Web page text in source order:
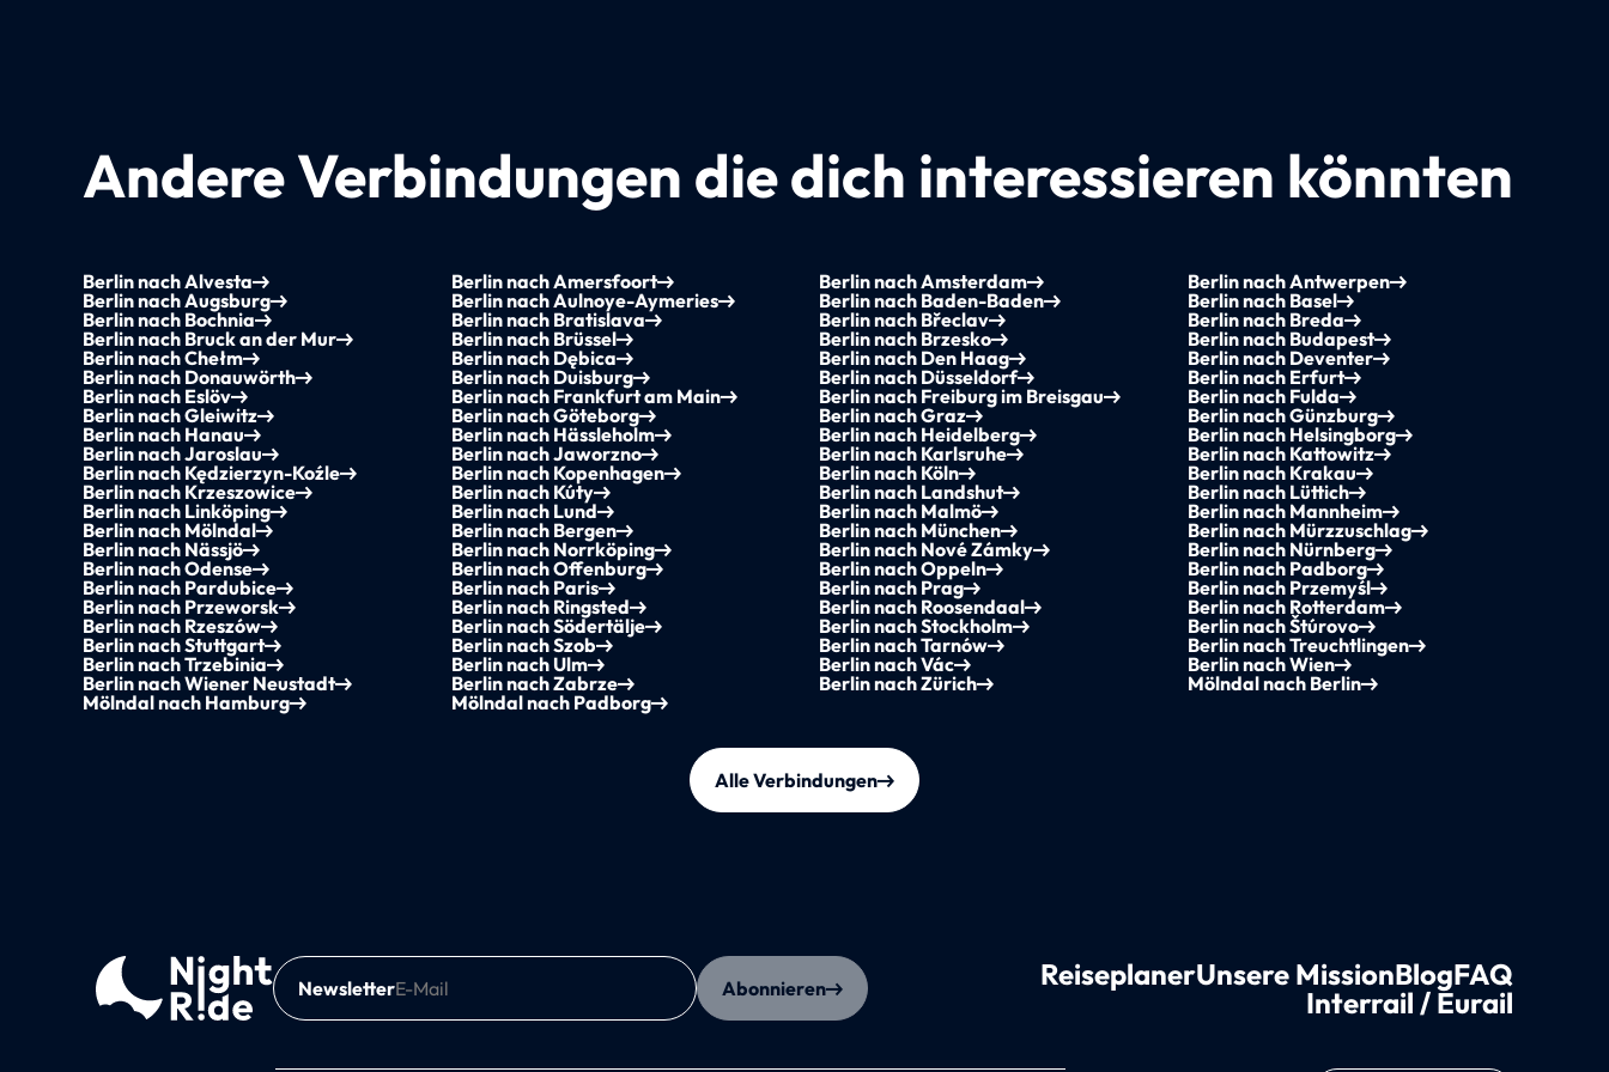
Andere Verbindungen die dich interessieren könnten
Berlin nach Alvesta Berlin nach Amersfoort Berlin nach Amsterdam
Berlin nach Antwerpen
Berlin nach Augsburg
Berlin nach Aulnoye-Aymeries Berlin nach Baden-Baden
Berlin nach Basel
Berlin nach Bochnia
Berlin nach Bratislava Berlin nach Břeclav
Berlin nach Breda
Berlin nach Bruck an der Mur
Berlin nach Brüssel Berlin nach Brzesko
Berlin nach Budapest
Berlin nach Chełm
Berlin nach Dębica Berlin nach Den Haag
Berlin nach Deventer
Berlin nach Donauwörth
Berlin nach Duisburg Berlin nach Düsseldorf
Berlin nach Erfurt
Berlin nach Eslöv
Berlin nach Frankfurt am Main Berlin nach Freiburg im Breisgau
Berlin nach Fulda
Berlin nach Gleiwitz
Berlin nach Göteborg Berlin nach Graz
Berlin nach Günzburg
Berlin nach Hanau
Berlin nach Hässleholm Berlin nach Heidelberg
Berlin nach Helsingborg
Berlin nach Jaroslau
Berlin nach Jaworzno Berlin nach Karlsruhe
Berlin nach Kattowitz
Berlin nach Kędzierzyn-Koźle
Berlin nach Kopenhagen Berlin nach Köln
Berlin nach Krakau
Berlin nach Krzeszowice
Berlin nach Kúty Berlin nach Landshut
Berlin nach Lüttich
Berlin nach Linköping
Berlin nach Lund Berlin nach Malmö
Berlin nach Mannheim
Berlin nach Mölndal
Berlin nach Bergen Berlin nach München
Berlin nach Mürzzuschlag
Berlin nach Nässjö
Berlin nach Norrköping Berlin nach Nové Zámky
Berlin nach Nürnberg
Berlin nach Odense
Berlin nach Offenburg Berlin nach Oppeln
Berlin nach Padborg
Berlin nach Pardubice
Berlin nach Paris Berlin nach Prag
Berlin nach Przemyśl
Berlin nach Przeworsk
Berlin nach Ringsted Berlin nach Roosendaal
Berlin nach Rotterdam
Berlin nach Rzeszów
Berlin nach Södertälje Berlin nach Stockholm
Berlin nach Štúrovo
Berlin nach Stuttgart
Berlin nach Szob Berlin nach Tarnów
Berlin nach Treuchtlingen
Berlin nach Trzebinia
Berlin nach Ulm Berlin nach Vác
Berlin nach Wien
Berlin nach Wiener Neustadt
Berlin nach Zabrze Berlin nach Zürich
Mölndal nach Berlin
Mölndal nach Hamburg
Mölndal nach Padborg
Alle Verbindungen
Newsletter Abonnieren ReiseplanerUnsere MissionBlogFAQ
Interrail / Eurail